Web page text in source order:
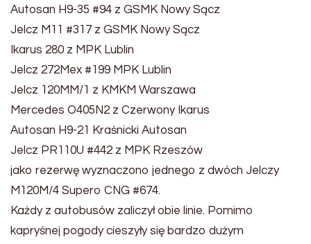
Autosan H9-35 #94 z GSMK Nowy Sącz
Jelcz M11 #317 z GSMK Nowy Sącz
Ikarus 280 z MPK Lublin
Jelcz 272Mex #199 MPK Lublin
Jelcz 120MM/1 z KMKM Warszawa
Mercedes O405N2 z Czerwony Ikarus
Autosan H9-21 Kraśnicki Autosan
Jelcz PR110U #442 z MPK Rzeszów
jako rezerwę wyznaczono jednego z dwóch Jelczy
M120M/4 Supero CNG #674.
Każdy z autobusów zaliczył obie linie. Pomimo
kapryśnej pogody cieszyły się bardzo dużym